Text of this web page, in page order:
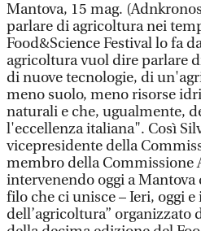
Mantova, 15 mag.
parlare di agricoltura nei
Food&Science Festival lo fa
agricoltura vuol dire parlare
di nuove tecnologie, di
meno suolo, meno risorse
naturali e che, ugualmente,
l'eccellenza italiana". Così
vicepresidente della
membro della Commissione
intervenendo oggi a
filo che ci unisce – Ieri, oggi
dell’agricoltura” organizzato